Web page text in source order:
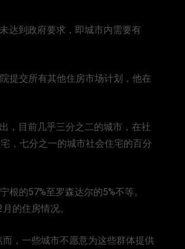
达到政府要求，即城市内需要有
提交所有其他住房市场计划，他在
，目前几乎三分之二的城市，在社
，七分之一的城市社会住宅的百分
的57%至罗森达尔的5%不等。
的住房情况。
，一些城市不愿意为这些群体提供